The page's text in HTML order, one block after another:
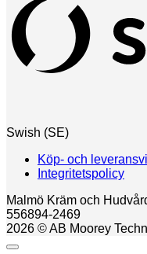
Swish (SE)
Köp- och
Integritetspolicy
Malmö Kräm och
556894-2469
2026 © AB Moorey